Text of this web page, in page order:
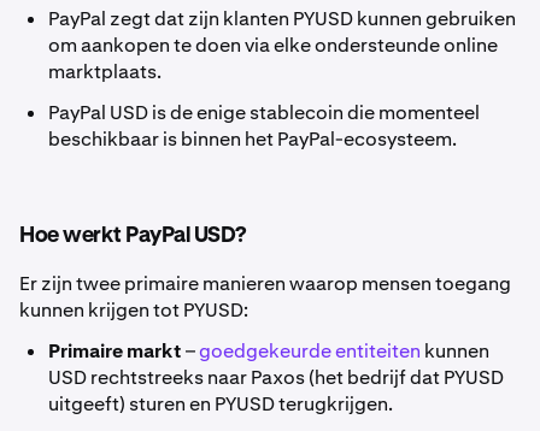
PayPal zegt dat zijn klanten PYUSD kunnen gebruiken
om aankopen te doen via elke ondersteunde online
marktplaats.
PayPal USD is de enige stablecoin die momenteel
beschikbaar is binnen het PayPal-ecosysteem.
Hoe werkt PayPal USD?
Er zijn twee primaire manieren waarop mensen toegang
kunnen krijgen tot PYUSD:
Primaire markt–goedgekeurde entiteiten kunnen
USD rechtstreeks naar Paxos (het bedrijf dat PYUSD
uitgeeft) sturen en PYUSD terugkrijgen.